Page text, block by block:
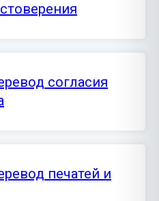
согласия
печатей и